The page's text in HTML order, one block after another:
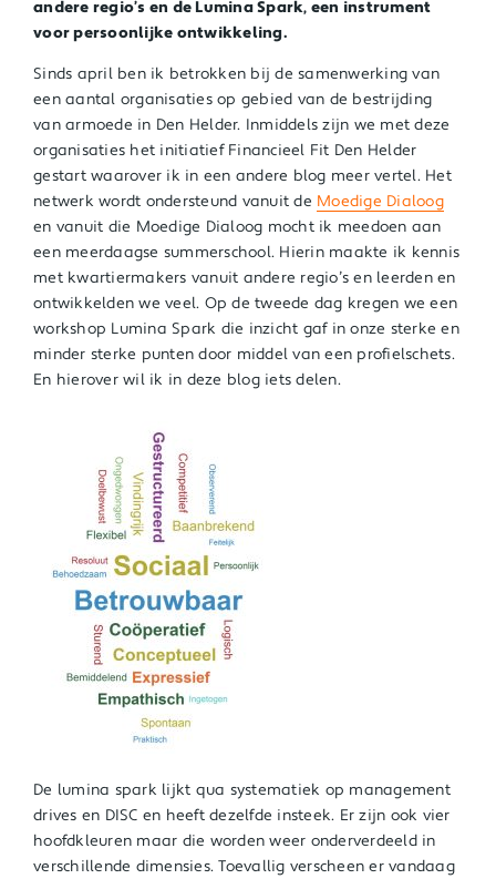
andere regio’s en de Lumina Spark, een instrument
voor persoonlijke ontwikkeling.
Sinds april ben ik betrokken bij de samenwerking van
een aantal organisaties op gebied van de bestrijding
van armoede in Den Helder. Inmiddels zijn we met deze
organisaties het initiatief Financieel Fit Den Helder
gestart waarover ik in een andere blog meer vertel. Het
netwerk wordt ondersteund vanuit de Moedige Dialoog
en vanuit die Moedige Dialoog mocht ik meedoen aan
een meerdaagse summerschool. Hierin maakte ik kennis
met kwartiermakers vanuit andere regio’s en leerden en
ontwikkelden we veel. Op de tweede dag kregen we een
workshop Lumina Spark die inzicht gaf in onze sterke en
minder sterke punten door middel van een profielschets.
En hierover wil ik in deze blog iets delen.
De lumina spark lijkt qua systematiek op management
drives en DISC en heeft dezelfde insteek. Er zijn ook vier
hoofdkleuren maar die worden weer onderverdeeld in
verschillende dimensies. Toevallig verscheen er vandaag